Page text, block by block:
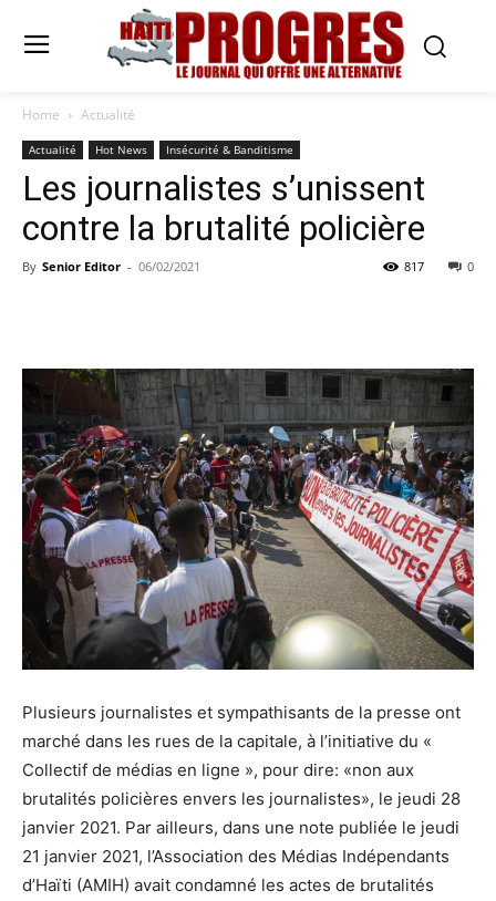
Home Actualité
Actualité Hot News Insécurité & Banditisme
Les journalistes s’unissent
contre la brutalité policière
By Senior Editor - 06/02/2021 0
817
Plusieurs journalistes et sympathisants de la presse ont
marché dans les rues de la capitale, à l’initiative du «
Collectif de médias en ligne », pour dire: «non aux
brutalités policières envers les journalistes», le jeudi 28
janvier 2021. Par ailleurs, dans une note publiée le jeudi
21 janvier 2021, l’Association des Médias Indépendants
d’Haïti (AMIH) avait condamné les actes de brutalités